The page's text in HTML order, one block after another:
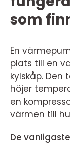
som
En
plats till en
kylskåp.
höjer
en
värmen till
De